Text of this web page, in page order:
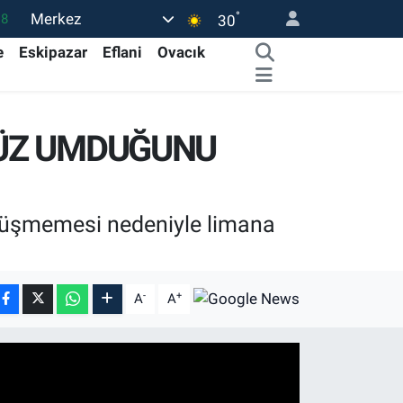
Merkez 30°
Eskipazar Eflani
Ovacık
UMDUĞUNU
nedeniyle limana
A- A+